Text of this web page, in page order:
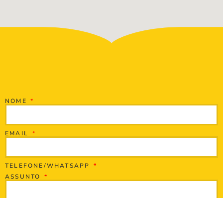
NOME
EMAIL
TELEFONE/WHATSAPP
ASSUNTO